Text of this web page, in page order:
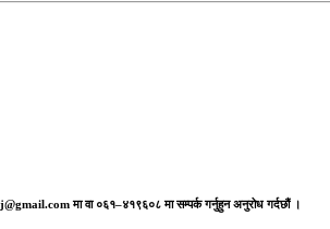
मा वा ०६१–४१९६०८ मा सम्पर्क गर्नुहुन अनुरोध गर्दछौं ।